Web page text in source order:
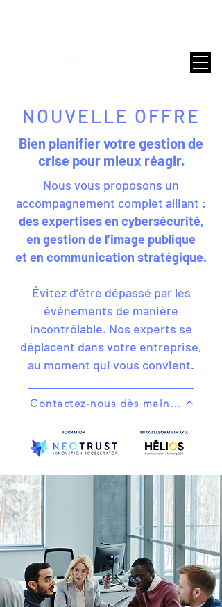
NOUVELLE OFFRE
Bien planifier votre gestion de
crise pour mieux réagir.
Nous vous proposons un
accompagnement complet alliant :
des expertises en cybersécurité,
en gestion de l’image publique
et en communication stratégique.
Évitez d’être dépassé par les
événements de manière
incontrôlable. Nos experts se
déplacent dans votre entreprise,
au moment qui vous convient.
Contactez-nous dès maintenant